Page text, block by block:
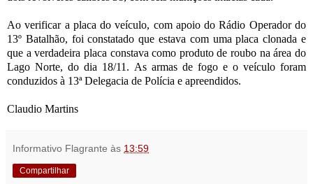
Ao verificar a placa do veículo, com apoio do Rádio Operador do
13º Batalhão, foi constatado que estava com uma placa clonada e
que a verdadeira placa constava como produto de roubo na área do
Lago Norte, do dia 18/11. As armas de fogo e o veículo foram
conduzidos à 13ª Delegacia de Polícia e apreendidos.
Claudio Martins
Informativo Flagrante às 13:59
Compartilhar